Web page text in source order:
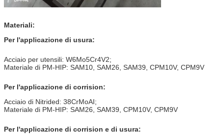
Materiali:
Per l'applicazione di usura:
Acciaio per utensili: W6Mo5Cr4V2;
Materiale di PM-HIP: SAM10, SAM26, SAM39, CPM10V, CPM9V
Per l'applicazione di corrision:
Acciaio di Nitrided: 38CrMoAI;
Materiale di PM-HIP: SAM26, SAM39, CPM10V, CPM9V
Per l'applicazione di corrision e di usura: